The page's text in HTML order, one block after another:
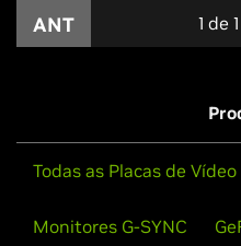
ANT 1 de 1
Todas as Placas de Vídeo
Monitores G-SYNC